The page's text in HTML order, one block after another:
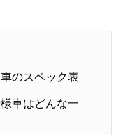
のスペック表
車はどんな一